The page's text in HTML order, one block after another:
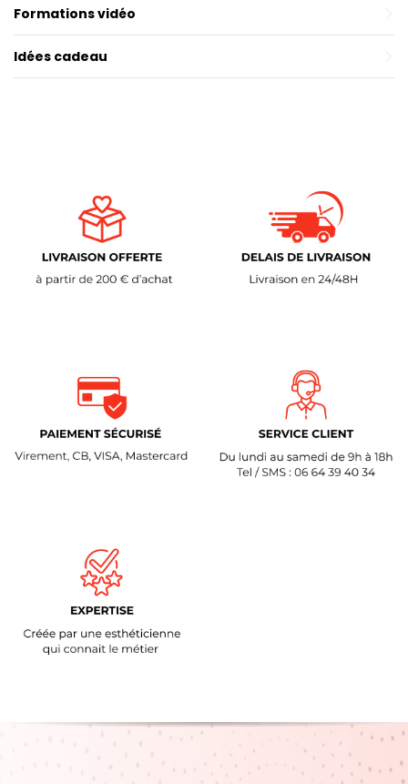
Formations vidéo
Idées cadeau